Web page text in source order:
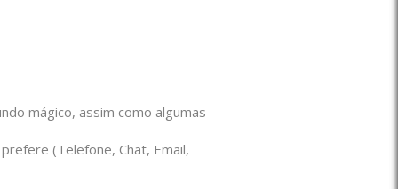
mágico, assim como algumas
(Telefone, Chat, Email,